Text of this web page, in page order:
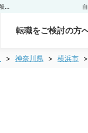
転職をご検討の方
神奈川県 横浜市